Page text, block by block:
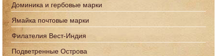
Доминика и гербовые марки
Ямайка почтовые марки
Филателия Вест-Индия
Подветренные Острова